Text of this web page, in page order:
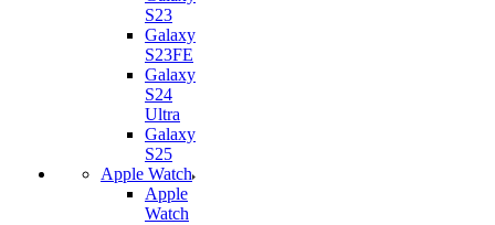
S23
Galaxy
S23FE
Galaxy
S24
Ultra
Galaxy
S25
Apple Watch
Apple
Watch